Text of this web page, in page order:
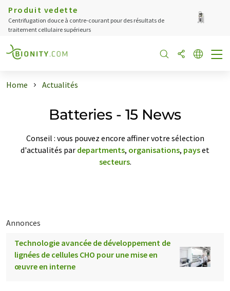
Produit vedette
Centrifugation douce à contre-courant pour des résultats de
traitement cellulaire supérieurs
Home Actualités
Batteries - 15 News
Conseil : vous pouvez encore affiner votre sélection
d'actualités par departments, organisations, payset
secteurs.
Annonces
Technologie avancée de développement de
lignées de cellules CHO pour une mise en
œuvre en interne